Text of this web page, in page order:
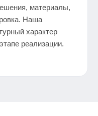
материалы,
Наша
характер
реализации.